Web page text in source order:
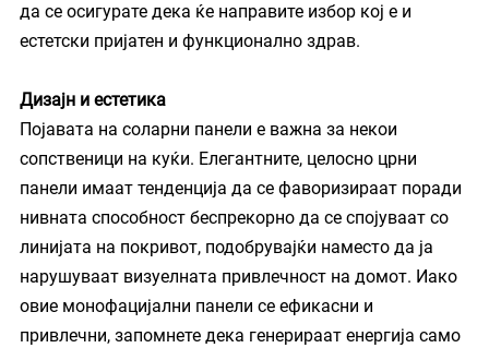
да се осигурате дека ќе направите избор кој е и
естетски пријатен и функционално здрав.
Дизајн и естетика
Појавата на соларни панели е важна за некои
сопственици на куќи. Елегантните, целосно црни
панели имаат тенденција да се фаворизираат поради
нивната способност беспрекорно да се спојуваат со
линијата на покривот, подобрувајќи наместо да ја
нарушуваат визуелната привлечност на домот. Иако
овие монофацијални панели се ефикасни и
привлечни, запомнете дека генерираат енергија само